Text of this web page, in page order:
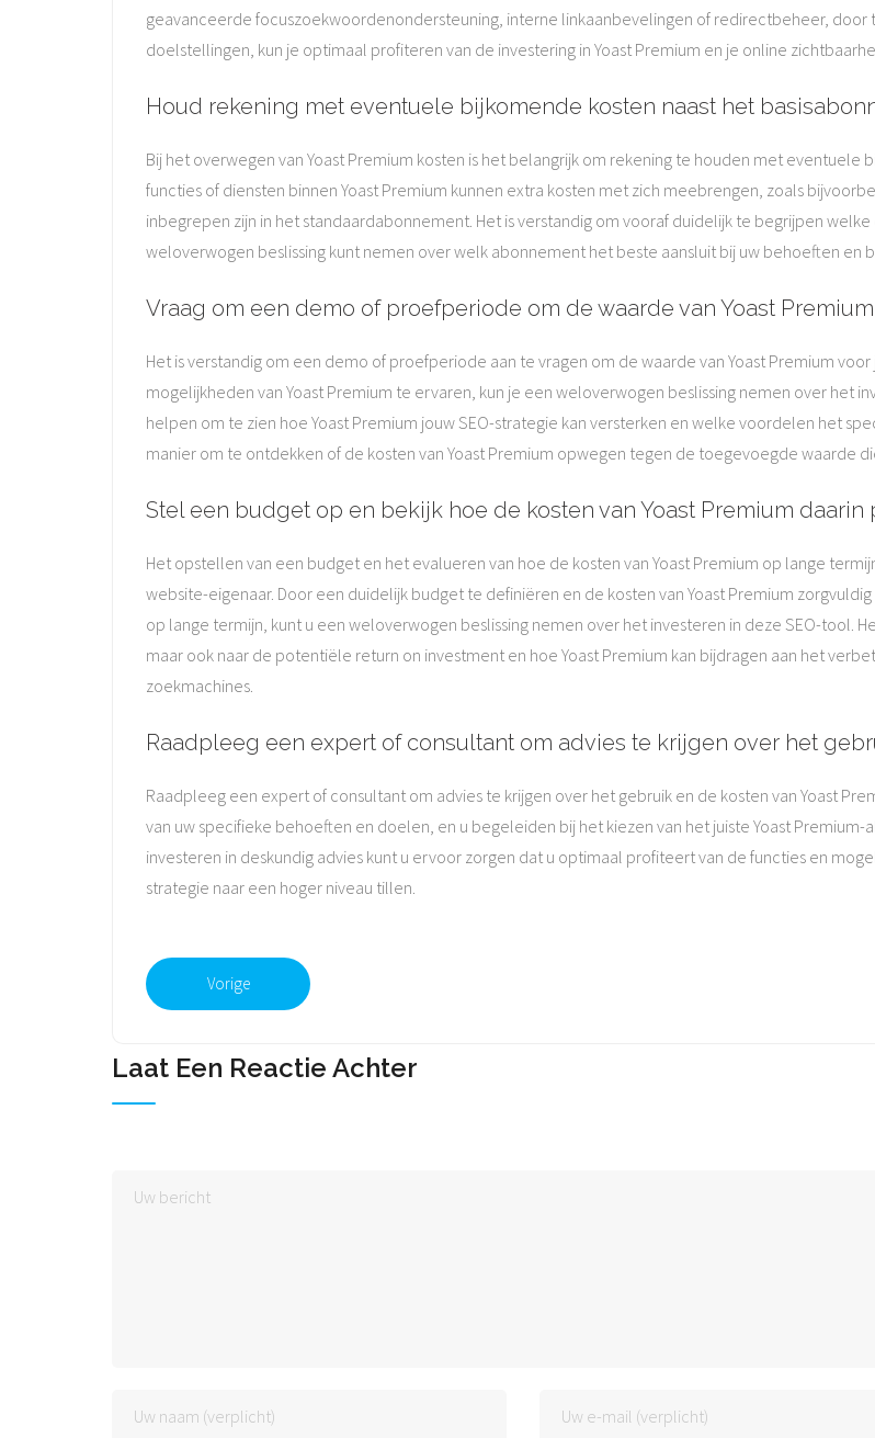
geavanceerde focuszoekwoordenondersteuning, interne linkaanbevelingen of redirectbeheer, door
doelstellingen, kun je optimaal profiteren van de investering in Yoast Premium en je online
Houd rekening met eventuele bijkomende kosten naast het
Bij het overwegen van Yoast Premium kosten is het belangrijk om rekening te houden met
functies of diensten binnen Yoast Premium kunnen extra kosten met zich meebrengen, zoals
inbegrepen zijn in het standaardabonnement. Het is verstandig om vooraf duidelijk te begrijpen
weloverwogen beslissing kunt nemen over welk abonnement het beste aansluit bij uw behoeften en
Vraag om een demo of proefperiode om de waarde van Yoast
Het is verstandig om een demo of proefperiode aan te vragen om de waarde van Yoast Premium
mogelijkheden van Yoast Premium te ervaren, kun je een weloverwogen beslissing nemen over het
helpen om te zien hoe Yoast Premium jouw SEO-strategie kan versterken en welke voordelen het
manier om te ontdekken of de kosten van Yoast Premium opwegen tegen de toegevoegde waarde
Stel een budget op en bekijk hoe de kosten van Yoast Premium daarin
Het opstellen van een budget en het evalueren van hoe de kosten van Yoast Premium op lange
website-eigenaar. Door een duidelijk budget te definiëren en de kosten van Yoast Premium
op lange termijn, kunt u een weloverwogen beslissing nemen over het investeren in deze SEO-tool.
maar ook naar de potentiële return on investment en hoe Yoast Premium kan bijdragen aan het
zoekmachines.
Raadpleeg een expert of consultant om advies te krijgen over het
Raadpleeg een expert of consultant om advies te krijgen over het gebruik en de kosten van Yoast
van uw specifieke behoeften en doelen, en u begeleiden bij het kiezen van het juiste Yoast
investeren in deskundig advies kunt u ervoor zorgen dat u optimaal profiteert van de functies en
strategie naar een hoger niveau tillen.
Vorige
Laat Een Reactie Achter